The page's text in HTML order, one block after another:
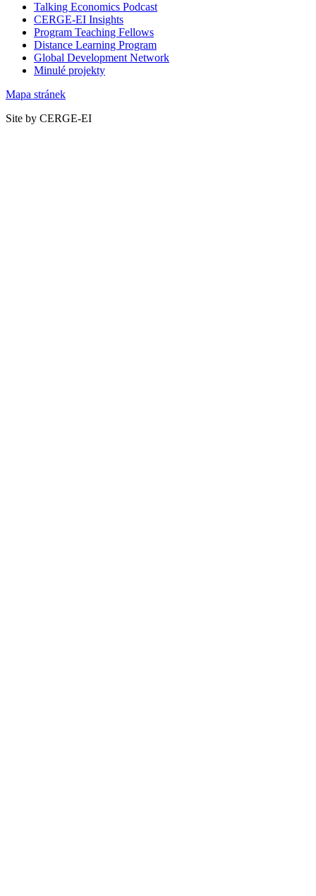
Talking Economics Podcast
CERGE-EI Insights
Program Teaching Fellows
Distance Learning Program
Global Development Network
Minulé projekty
Mapa stránek
Site by CERGE-EI